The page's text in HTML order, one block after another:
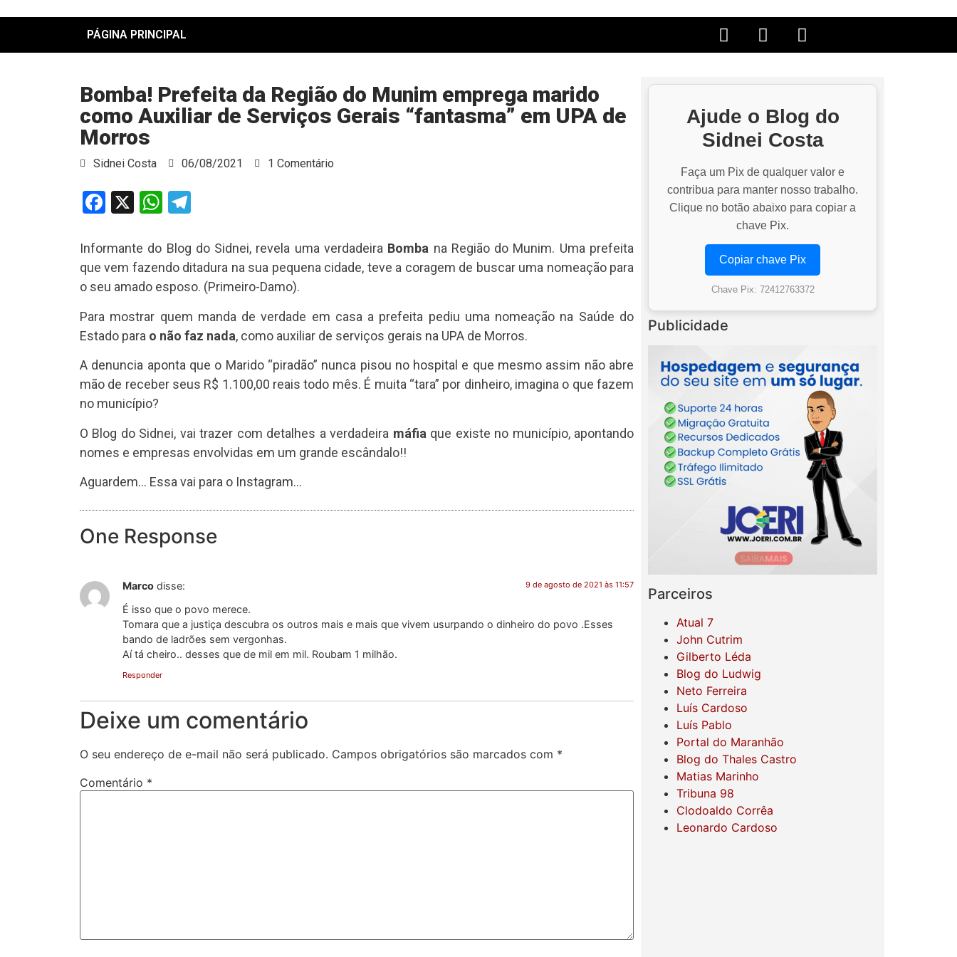
PÁGINA PRINCIPAL
Bomba! Prefeita da Região do Munim emprega marido
como Auxiliar de Serviços Gerais “fantasma” em UPA de
Morros
Sidnei Costa 06/08/2021 1 Comentário
Facebook
X WhatsApp
Informante do Blog do Sidnei, revela uma verdadeira Bomba na Região do Munim. Uma prefeita
que vem fazendo ditadura na sua pequena cidade, teve a coragem de buscar uma nomeação para
o seu amado esposo. (Primeiro-Damo).
Para mostrar quem manda de verdade em casa a prefeita pediu uma nomeação na Saúde do
Estado para o não faz nada, como auxiliar de serviços gerais na UPA de Morros.
A denuncia aponta que o Marido “piradão” nunca pisou no hospital e que mesmo assim não abre
mão de receber seus R$ 1.100,00 reais todo mês. É muita “tara” por dinheiro, imagina o que fazem
no município?
O Blog do Sidnei, vai trazer com detalhes a verdadeira máfia que existe no município, apontando
nomes e empresas envolvidas em um grande escândalo!!
Aguardem… Essa vai para o Instagram…
One Response
Marco disse: 9 de agosto de 2021 às 11:57
É isso que o povo merece.
Tomara que a justiça descubra os outros mais e mais que vivem usurpando o dinheiro do povo .Esses
bando de ladrões sem vergonhas.
Aí tá cheiro.. desses que de mil em mil. Roubam 1 milhão.
Responder
Deixe um comentário
O seu endereço de e-mail não será publicado. Campos obrigatórios são marcados com *
Comentário *
Ajude o Blog do
Sidnei Costa
Faça um Pix de qualquer valor e
contribua para manter nosso trabalho.
Clique no botão abaixo para copiar a
chave Pix.
Copiar chave Pix
Chave Pix: 72412763372
Publicidade
Parceiros
Atual 7
John Cutrim
Gilberto Léda
Blog do Ludwig
Neto Ferreira
Luís Cardoso
Luís Pablo
Portal do Maranhão
Blog do Thales Castro
Matias Marinho
Tribuna 98
Clodoaldo Corrêa
Leonardo Cardoso